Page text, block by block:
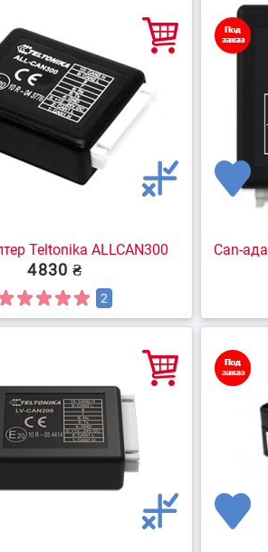
транспорт Контроль оборота
дорожной
Контроль стиля и
эксплуатации
Teltonika ALLCAN300
4830 ₴
2
Can-